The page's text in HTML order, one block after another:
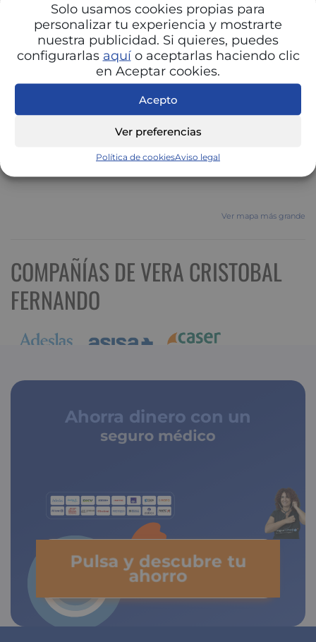
Solo usamos cookies propias para
personalizar tu experiencia y mostrarte
nuestra publicidad. Si quieres, puedes
configurarlas aquío aceptarlas haciendo clic
en Aceptar cookies.
Acepto
Ver preferencias
Política de cookiesAviso legal
Ver mapa más grande
COMPAÑÍAS DE VERA CRISTOBAL
FERNANDO
Ahorra dinero con un
seguro médico
Pulsa y descubre tu
ahorro